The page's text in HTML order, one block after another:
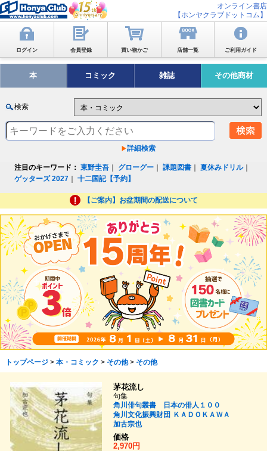
オンライン書店
【ホンヤクラブドットコム】
ログイン 会員登録 買い物かご 店舗一覧 ご利用ガイド
本 コミック 雑誌 その他商材
検索
詳細検索
注目のキーワード： 東野圭吾 グローグー ｜課題図書 ｜夏休みドリル｜
ゲッターズ 2027 ｜十二国記【予約】
【ご案内】お盆期間の配送について
トップページ> 本・コミック > その他> その他
茅花流し
句集
角川俳句叢書 日本の俳人１００
角川文化振興財団
ＫＡＤＯＫＡＷＡ
加古宗也
価格
2,970円